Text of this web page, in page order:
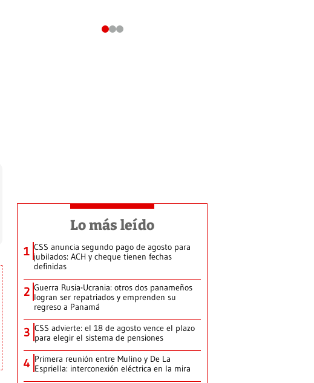
Lo más leído
1 CSS anuncia segundo pago de agosto para
jubilados: ACH y cheque tienen fechas
definidas
2 Guerra Rusia-Ucrania: otros dos panameños
logran ser repatriados y emprenden su
regreso a Panamá
3 CSS advierte: el 18 de agosto vence el plazo
para elegir el sistema de pensiones
4 Primera reunión entre Mulino y De La
Espriella: interconexión eléctrica en la mira